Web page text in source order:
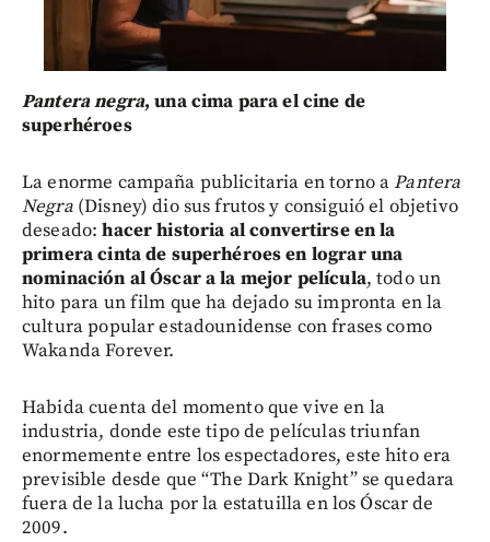
Pantera negra, una cima para el cine de
superhéroes
La enorme campaña publicitaria en torno aPantera
Negra(Disney) dio sus frutos y consiguió el objetivo
deseado:hacer historia al convertirse en la
primera cinta de superhéroes en lograr una
nominación al Óscar a la mejor película, todo un
hito para un film que ha dejado su impronta en la
cultura popular estadounidense con frases como
Wakanda Forever.
Habida cuenta del momento que vive en la
industria, donde este tipo de películas triunfan
enormemente entre los espectadores, este hito era
previsible desde que “The Dark Knight” se quedara
fuera de la lucha por la estatuilla en los Óscar de
2009.